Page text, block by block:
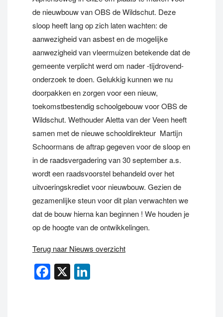
de nieuwbouw van OBS de Wildschut. Deze
sloop heeft lang op zich laten wachten: de
aanwezigheid van asbest en de mogelijke
aanwezigheid van vleermuizen betekende dat de
gemeente verplicht werd om nader -tijdrovend-
onderzoek te doen. Gelukkig kunnen we nu
doorpakken en zorgen voor een nieuw,
toekomstbestendig schoolgebouw voor OBS de
Wildschut. Wethouder Aletta van der Veen heeft
samen met de nieuwe schooldirekteur Martijn
Schoormans de aftrap gegeven voor de sloop en
in de raadsvergadering van 30 september a.s.
wordt een raadsvoorstel behandeld over het
uitvoeringskrediet voor nieuwbouw. Gezien de
gezamenlijke steun voor dit plan verwachten we
dat de bouw hierna kan beginnen ! We houden je
op de hoogte van de ontwikkelingen.
Terug naar Nieuws overzicht
Facebook
X